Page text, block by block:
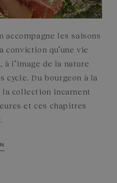
accompagne les saisons
conviction qu’une vie
à l’image de la nature
cycle. Du bourgeon à la
collection incarnent
et ces chapitres